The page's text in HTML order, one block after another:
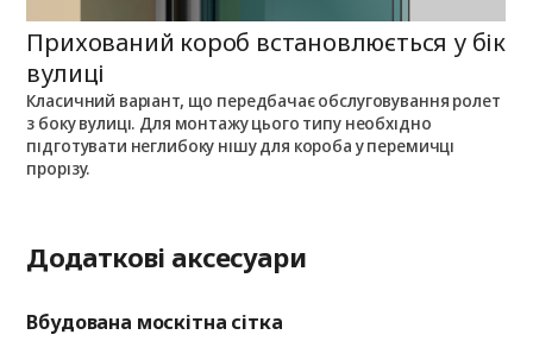
Прихований короб встановлюється у бік
вулиці
Класичний варіант, що передбачає обслуговування ролет
з боку вулиці. Для монтажу цього типу необхідно
підготувати неглибоку нішу для короба у перемичці
прорізу.
Додаткові аксесуари
Вбудована москітна сітка